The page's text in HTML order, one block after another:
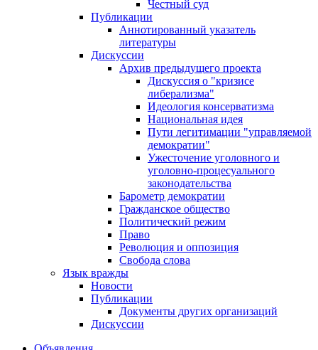
Честный суд
Публикации
Аннотированный указатель
литературы
Дискуссии
Архив предыдущего проекта
Дискуссия о "кризисе
либерализма"
Идеология консерватизма
Национальная идея
Пути легитимации "управляемой
демократии"
Ужесточение уголовного и
уголовно-процесуального
законодательства
Барометр демократии
Гражданское общество
Политический режим
Право
Революция и оппозиция
Свобода слова
Язык вражды
Новости
Публикации
Документы других организаций
Дискуссии